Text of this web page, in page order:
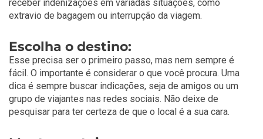
receber indenizações em variadas situações, como
extravio de bagagem ou interrupção da viagem.
Escolha o destino:
Esse precisa ser o primeiro passo, mas nem sempre é
fácil. O importante é considerar o que você procura. Uma
dica é sempre buscar indicações, seja de amigos ou um
grupo de viajantes nas redes sociais. Não deixe de
pesquisar para ter certeza de que o local é a sua cara.